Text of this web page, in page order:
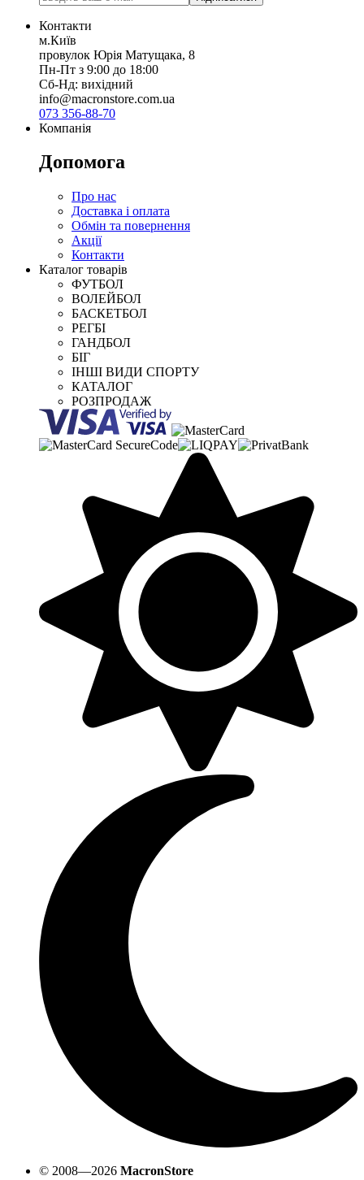
Контакти
м.Київ
провулок Юрія Матущака, 8
Пн-Пт з 9:00 до 18:00
Сб-Нд: вихідний
info@macronstore.com.ua
073 356-88-70
Компанія
Допомога
Про нас
Доставка і оплата
Обмін та повернення
Акції
Контакти
Каталог товарів
ФУТБОЛ
ВОЛЕЙБОЛ
БАСКЕТБОЛ
РЕГБІ
ГАНДБОЛ
БІГ
ІНШІ ВИДИ СПОРТУ
КАТАЛОГ
РОЗПРОДАЖ
© 2008—2026 MacronStore